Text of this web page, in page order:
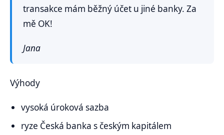
transakce mám běžný účet u jiné banky. Za
mě OK!
Jana
Výhody
vysoká úroková sazba
ryze Česká banka s českým kapitálem